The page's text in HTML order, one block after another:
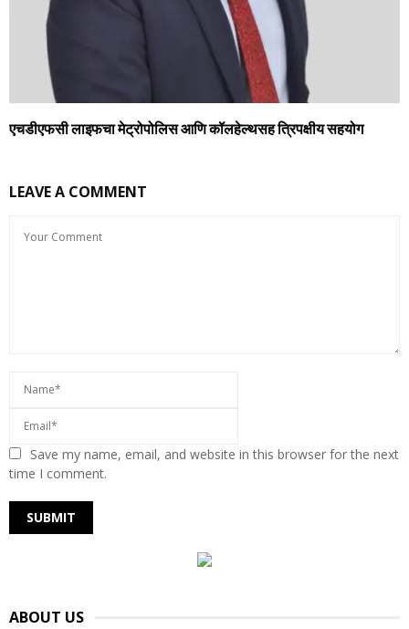
एचडीएफसी लाइफचा मेट्रोपोलिस आणि कॉलहेल्थसह त्रिपक्षीय सहयोग
LEAVE A COMMENT
Save my name, email, and website in this browser for the next
time I comment.
ABOUT US